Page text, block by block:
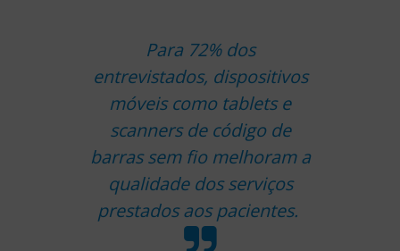
Para 72% dos
entrevistados, dispositivos
móveis como tablets e
scanners de código de
barras sem fio melhoram a
qualidade dos serviços
prestados aos pacientes.